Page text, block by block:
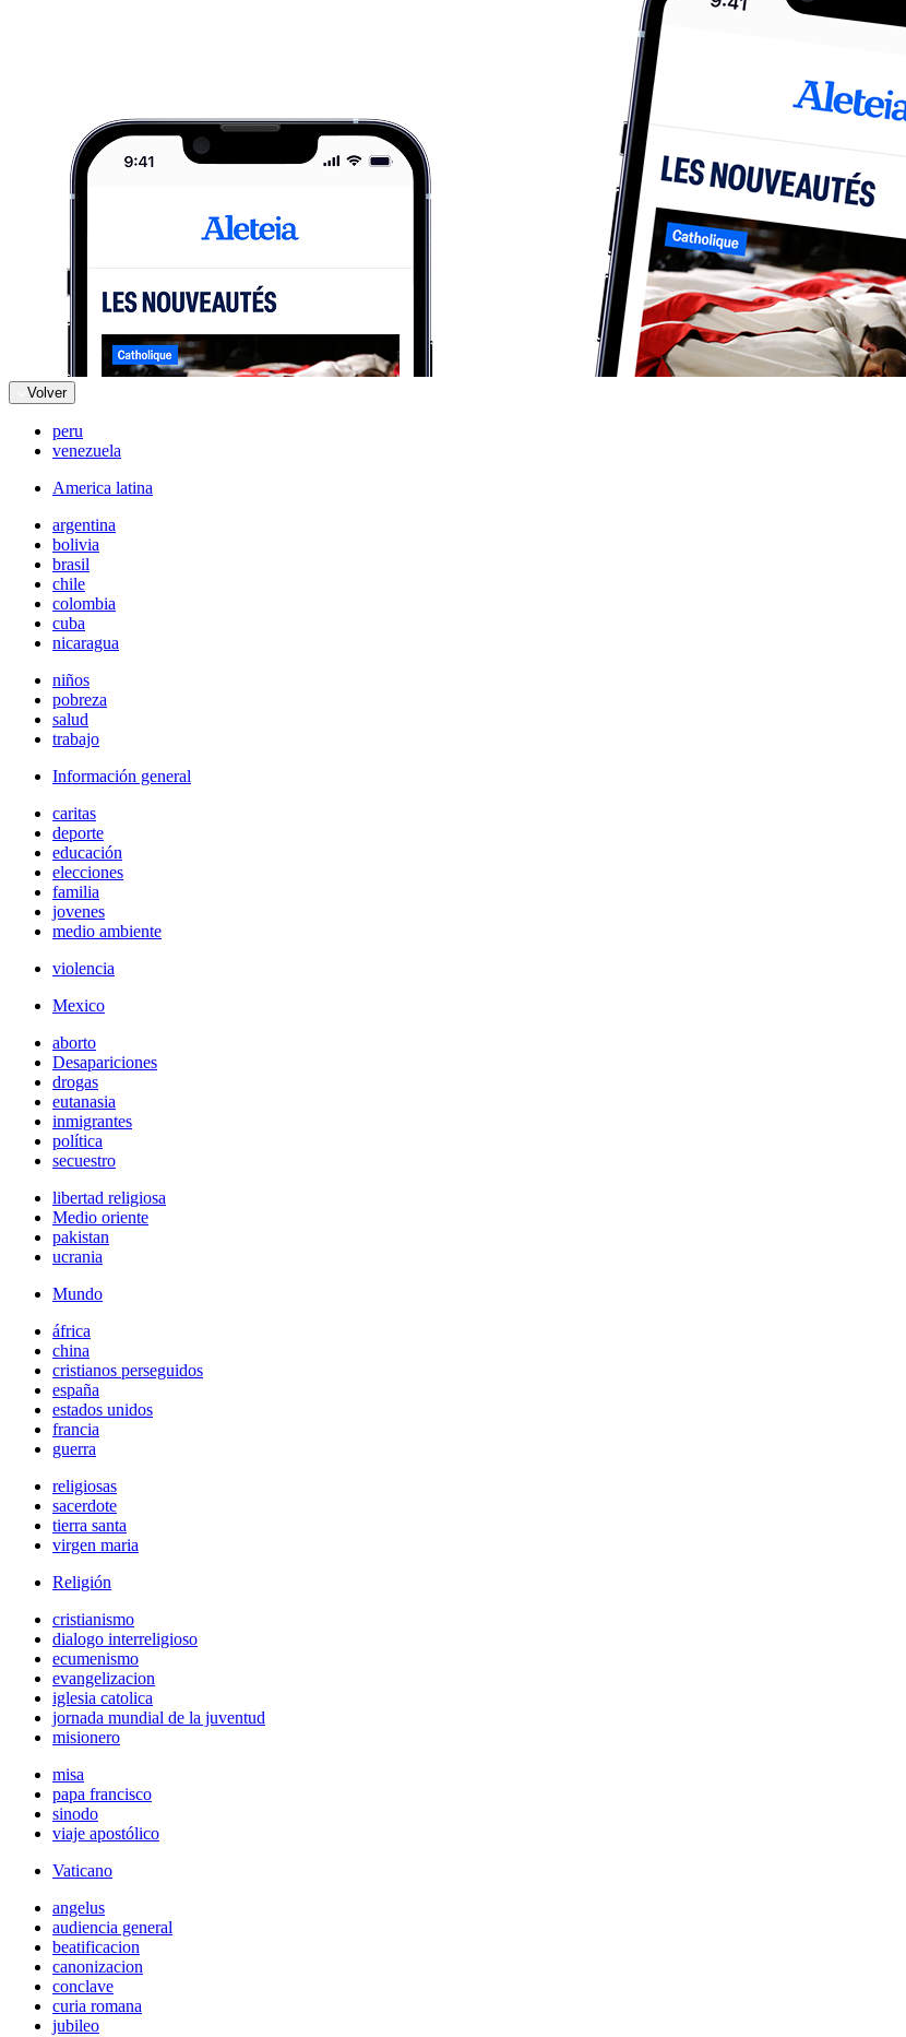
Volver
peru
venezuela
America latina
argentina
bolivia
brasil
chile
colombia
cuba
nicaragua
niños
pobreza
salud
trabajo
Información general
caritas
deporte
educación
elecciones
familia
jovenes
medio ambiente
violencia
Mexico
aborto
Desapariciones
drogas
eutanasia
inmigrantes
política
secuestro
libertad religiosa
Medio oriente
pakistan
ucrania
Mundo
áfrica
china
cristianos perseguidos
españa
estados unidos
francia
guerra
religiosas
sacerdote
tierra santa
virgen maria
Religión
cristianismo
dialogo interreligioso
ecumenismo
evangelizacion
iglesia catolica
jornada mundial de la juventud
misionero
misa
papa francisco
sinodo
viaje apostólico
Vaticano
angelus
audiencia general
beatificacion
canonizacion
conclave
curia romana
jubileo